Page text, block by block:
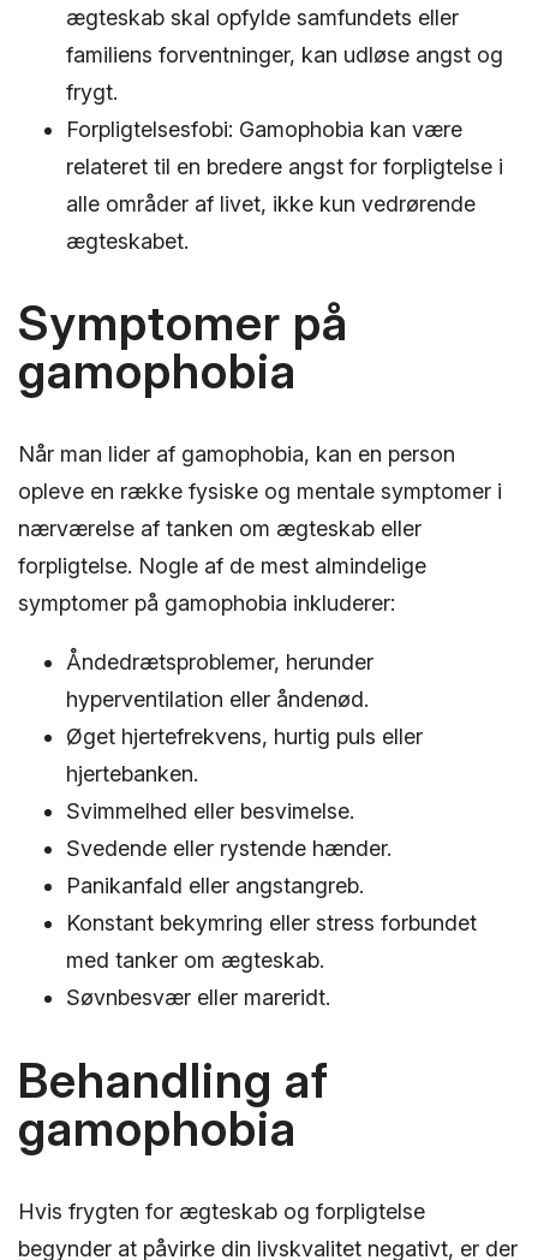
ægteskab skal opfylde samfundets eller
familiens forventninger, kan udløse angst og
frygt.
Forpligtelsesfobi: Gamophobia kan være
relateret til en bredere angst for forpligtelse i
alle områder af livet, ikke kun vedrørende
ægteskabet.
Symptomer på
gamophobia
Når man lider af gamophobia, kan en person
opleve en række fysiske og mentale symptomer i
nærværelse af tanken om ægteskab eller
forpligtelse. Nogle af de mest almindelige
symptomer på gamophobia inkluderer:
Åndedrætsproblemer, herunder
hyperventilation eller åndenød.
Øget hjertefrekvens, hurtig puls eller
hjertebanken.
Svimmelhed eller besvimelse.
Svedende eller rystende hænder.
Panikanfald eller angstangreb.
Konstant bekymring eller stress forbundet
med tanker om ægteskab.
Søvnbesvær eller mareridt.
Behandling af
gamophobia
Hvis frygten for ægteskab og forpligtelse
begynder at påvirke din livskvalitet negativt, er der